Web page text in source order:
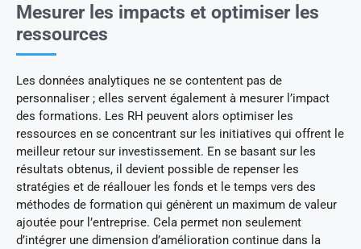
Mesurer les impacts et optimiser les
ressources
Les données analytiques ne se contentent pas de
personnaliser ; elles servent également à mesurer l’impact
des formations. Les RH peuvent alors optimiser les
ressources en se concentrant sur les initiatives qui offrent le
meilleur retour sur investissement. En se basant sur les
résultats obtenus, il devient possible de repenser les
stratégies et de réallouer les fonds et le temps vers des
méthodes de formation qui génèrent un maximum de valeur
ajoutée pour l’entreprise. Cela permet non seulement
d’intégrer une dimension d’amélioration continue dans la